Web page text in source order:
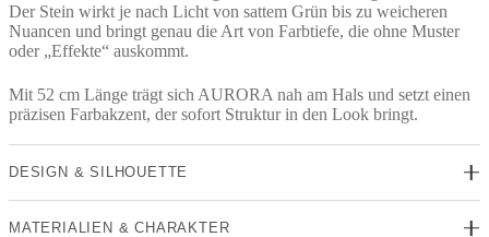
Der Stein wirkt je nach Licht von sattem Grün bis zu weicheren
Nuancen und bringt genau die Art von Farbtiefe, die ohne Muster
oder „Effekte“ auskommt.
Mit 52 cm Länge trägt sich AURORA nah am Hals und setzt einen
präzisen Farbakzent, der sofort Struktur in den Look bringt.
DESIGN & SILHOUETTE
MATERIALIEN & CHARAKTER